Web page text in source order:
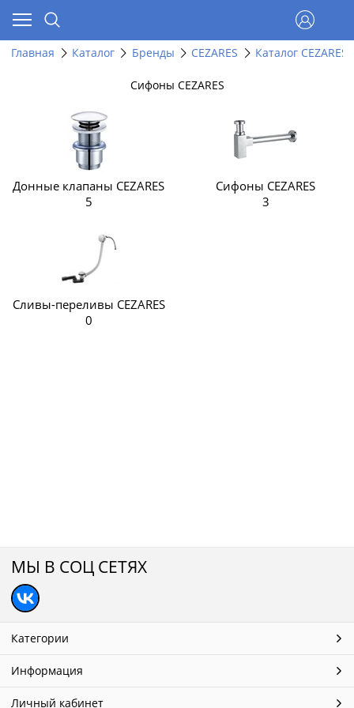
Главная Каталог Бренды CEZARES Каталог
Сифоны CEZARES
Донные клапаны CEZARES
5
Сифоны CEZARES
3
Сливы-переливы CEZARES
0
МЫ В СОЦ СЕТЯХ
Категории
Информация
Личный кабинет